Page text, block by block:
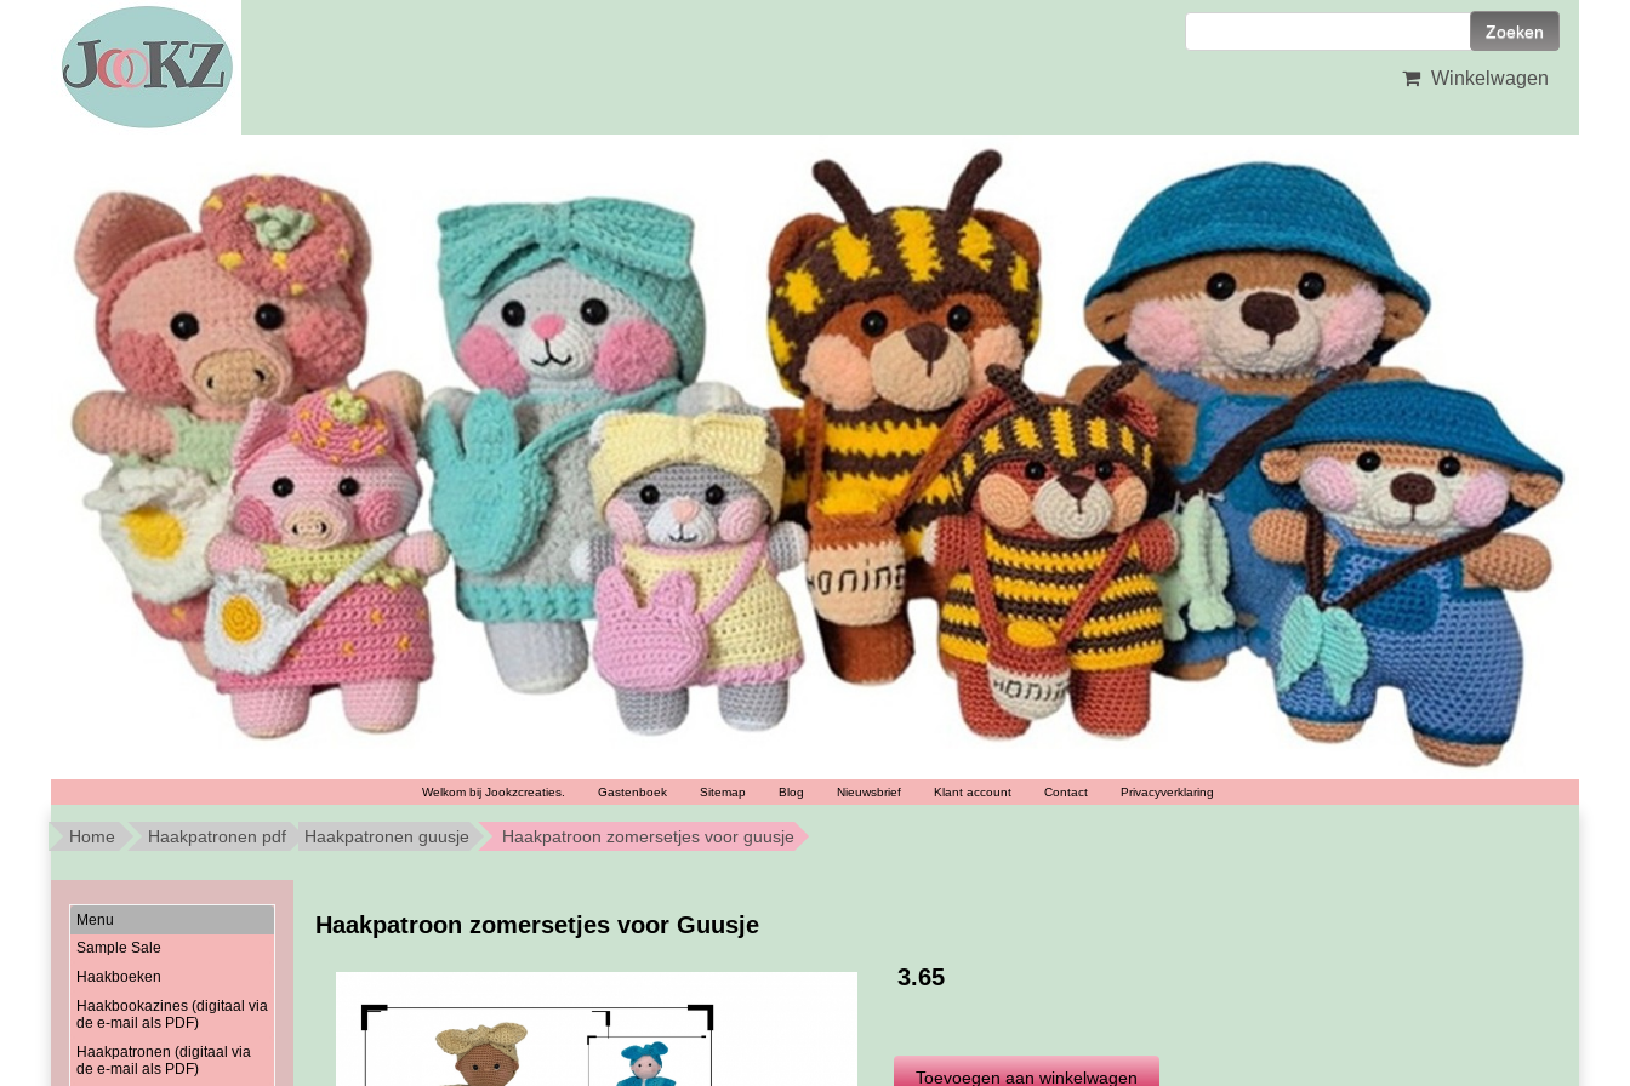
Winkelwagen
Welkom bij Jookzcreaties. Gastenboek Sitemap Blog Nieuwsbrief Klant account Contact Privacyverklaring
Home Haakpatronen pdf Haakpatronen guusje Haakpatroon zomersetjes voor guusje
Menu
Sample Sale
Haakboeken
Haakbookazines (digitaal via
de e-mail als PDF)
Haakpatronen (digitaal via
de e-mail als PDF)
Haakpatroon zomersetjes voor Guusje
3.65